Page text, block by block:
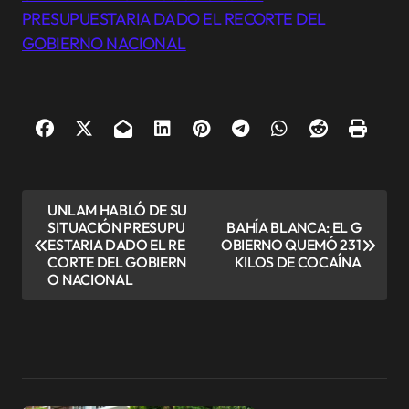
PRESUPUESTARIA DADO EL RECORTE DEL
GOBIERNO NACIONAL
UNLAM HABLÓ DE SU
SITUACIÓN PRESUPU
ESTARIA DADO EL RE
CORTE DEL GOBIERN
O NACIONAL
BAHÍA BLANCA: EL G
OBIERNO QUEMÓ 231
KILOS DE COCAÍNA